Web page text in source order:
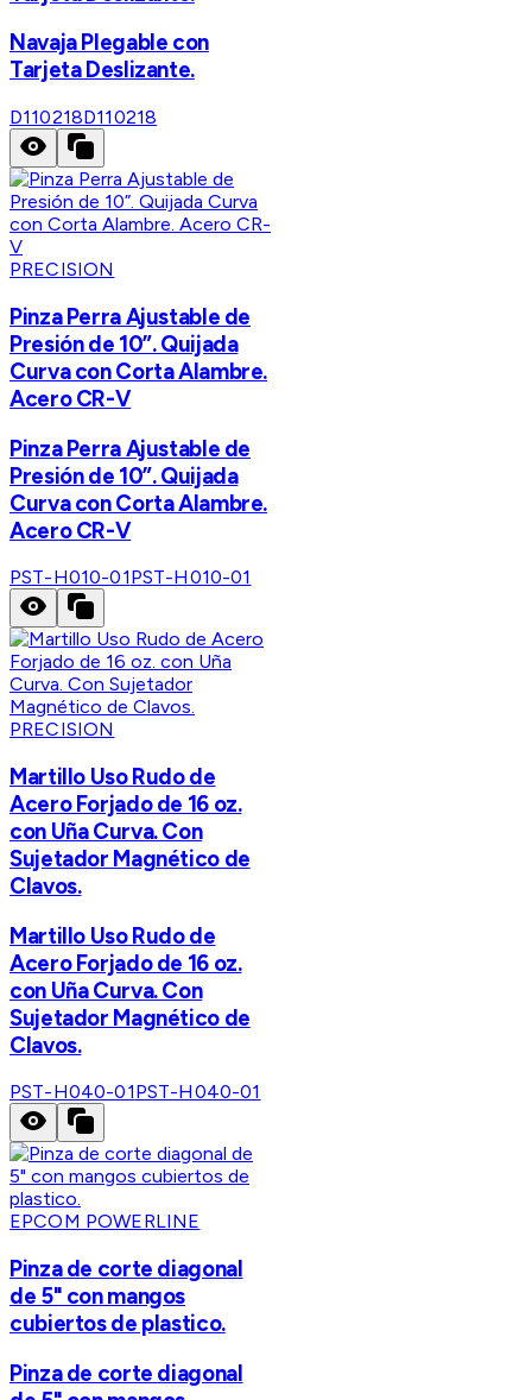
Navaja Plegable con
Tarjeta Deslizante.
D110218D110218
PRECISION
Pinza Perra Ajustable de
Presión de 10”. Quijada
Curva con Corta Alambre.
Acero CR-V
Pinza Perra Ajustable de
Presión de 10”. Quijada
Curva con Corta Alambre.
Acero CR-V
PST-H010-01PST-H010-01
PRECISION
Martillo Uso Rudo de
Acero Forjado de 16 oz.
con Uña Curva. Con
Sujetador Magnético de
Clavos.
Martillo Uso Rudo de
Acero Forjado de 16 oz.
con Uña Curva. Con
Sujetador Magnético de
Clavos.
PST-H040-01PST-H040-01
EPCOM POWERLINE
Pinza de corte diagonal
de 5" con mangos
cubiertos de plastico.
Pinza de corte diagonal